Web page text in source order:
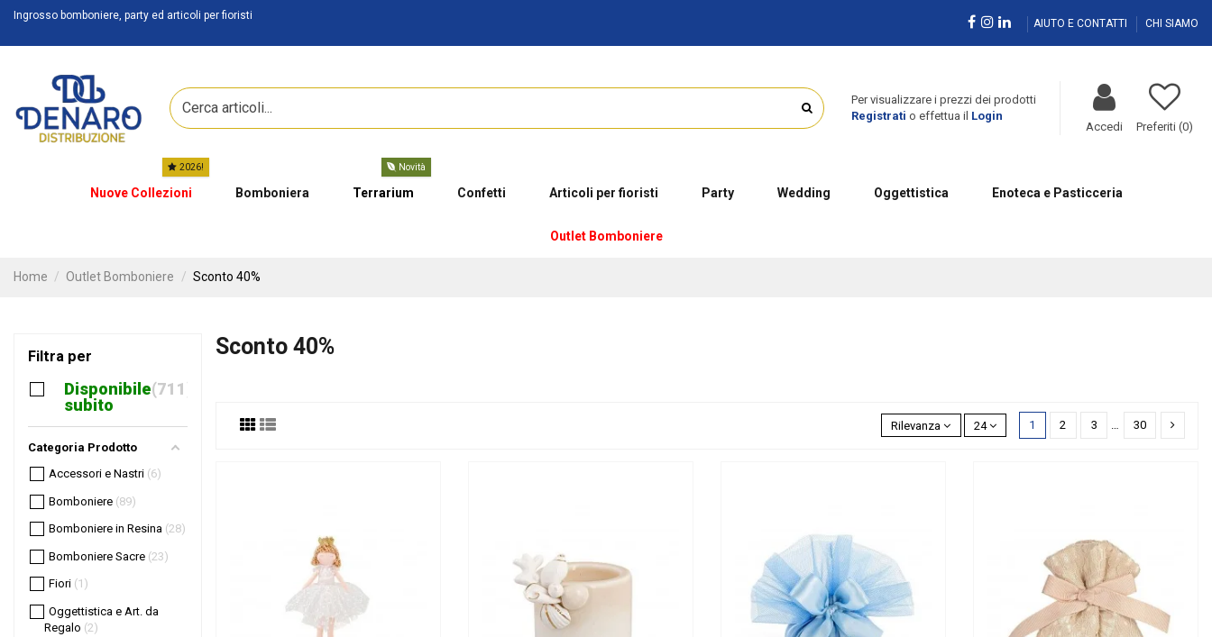
Ingrosso bomboniere, party ed articoli per fioristi
AIUTO E CONTATTI CHI SIAMO
Per visualizzare i prezzi dei prodotti
Registrati o effettua il Login
Accedi Preferiti (0)
Nuove Collezioni
2026!
Bomboniera Terrarium
Novità
Confetti Articoli per fioristi Party Wedding Oggettistica Enoteca e Pasticceria
Outlet Bomboniere
Home Outlet Bomboniere Sconto 40%
Sconto 40%
Rilevanza 24 1 2 3 … 30
Filtra per
Disponibile
subito
711
Categoria Prodotto
Accessori e Nastri 6
Bomboniere 89
Bomboniere in Resina 28
Bomboniere Sacre 23
Fiori 1
Oggettistica e Art. da
Regalo 2